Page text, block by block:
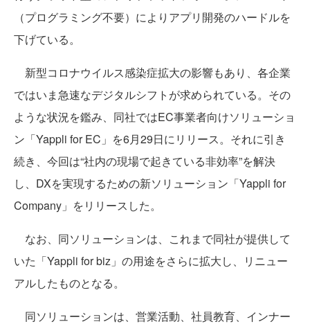
（プログラミング不要）によりアプリ開発のハードルを
下げている。
新型コロナウイルス感染症拡大の影響もあり、各企業
ではいま急速なデジタルシフトが求められている。その
ような状況を鑑み、同社ではEC事業者向けソリューショ
ン「Yappli for EC」を6月29日にリリース。それに引き
続き、今回は“社内の現場で起きている非効率”を解決
し、DXを実現するための新ソリューション「Yappli for
Company」をリリースした。
なお、同ソリューションは、これまで同社が提供して
いた「Yappli for biz」の用途をさらに拡大し、リニュー
アルしたものとなる。
同ソリューションは、営業活動、社員教育、インナー